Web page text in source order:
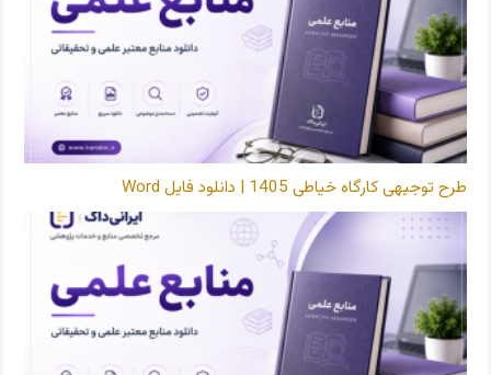
طرح توجیهی کارگاه خیاطی 1405 | دانلود فایل Word